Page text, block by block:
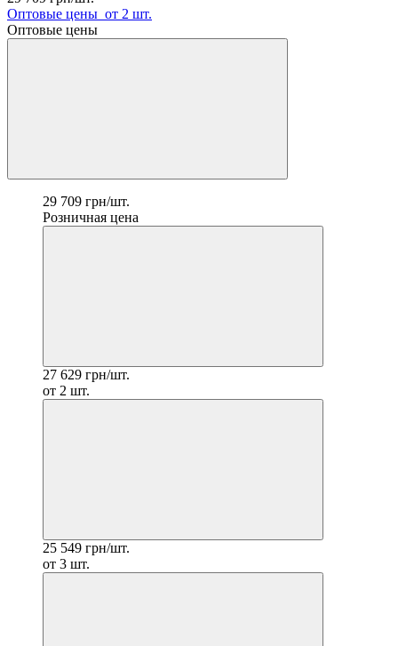
Оптовые цены от 2 шт.
Оптовые цены
29 709 грн/шт.
Розничная цена
27 629 грн/шт.
от 2 шт.
25 549 грн/шт.
от 3 шт.